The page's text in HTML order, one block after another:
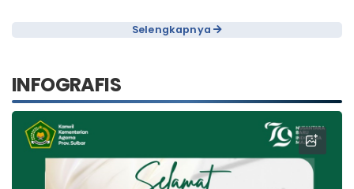
Selengkapnya
INFOGRAFIS